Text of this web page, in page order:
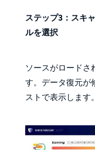
ステップ3：スキ
ルを選択
ソースがロードさ
す。データ復元が
ストで表示します。